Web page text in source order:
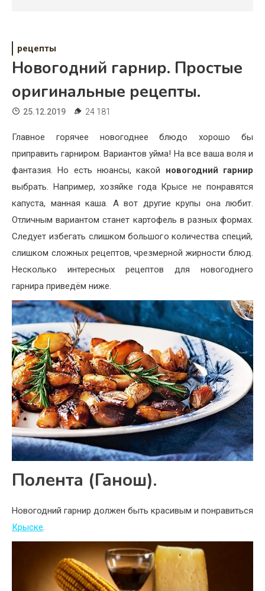
Свадьба
Жизнь
Хобби
Красота
Недвижимость
рецепты
Новогодний гарнир. Простые
оригинальные рецепты.
25.12.2019 24 181
Главное горячее новогоднее блюдо хорошо бы
приправить гарниром. Вариантов уйма! На все ваша воля и
фантазия. Но есть нюансы, какой новогодний гарнир
выбрать. Например, хозяйке года Крысе не понравятся
капуста, манная каша. А вот другие крупы она любит.
Отличным вариантом станет картофель в разных формах.
Следует избегать слишком большого количества специй,
слишком сложных рецептов, чрезмерной жирности блюд.
Несколько интересных рецептов для новогоднего
гарнира приведём ниже.
Полента (Ганош).
Новогодний гарнир должен быть красивым и понравиться
Крыске.